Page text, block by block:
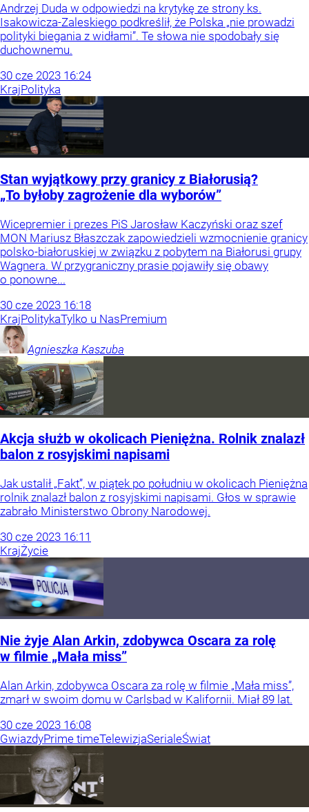
Andrzej Duda w odpowiedzi na krytykę ze strony ks.
Isakowicza-Zaleskiego podkreślił, że Polska „nie prowadzi
polityki biegania z widłami”. Te słowa nie spodobały się
duchownemu.
30 cze 2023 16:24
KrajPolityka
Stan wyjątkowy przy granicy z Białorusią?
„To byłoby zagrożenie dla wyborów”
Wicepremier i prezes PiS Jarosław Kaczyński oraz szef
MON Mariusz Błaszczak zapowiedzieli wzmocnienie granicy
polsko-białoruskiej w związku z pobytem na Białorusi grupy
Wagnera. W przygraniczny prasie pojawiły się obawy
o ponowne...
30 cze 2023 16:18
KrajPolitykaTylko u NasPremium
Agnieszka Kaszuba
Akcja służb w okolicach Pieniężna. Rolnik znalazł
balon z rosyjskimi napisami
Jak ustalił „Fakt”, w piątek po południu w okolicach Pieniężna
rolnik znalazł balon z rosyjskimi napisami. Głos w sprawie
zabrało Ministerstwo Obrony Narodowej.
30 cze 2023 16:11
KrajŻycie
Nie żyje Alan Arkin, zdobywca Oscara za rolę
w filmie „Mała miss”
Alan Arkin, zdobywca Oscara za rolę w filmie „Mała miss”,
zmarł w swoim domu w Carlsbad w Kalifornii. Miał 89 lat.
30 cze 2023 16:08
GwiazdyPrime timeTelewizjaSerialeŚwiat